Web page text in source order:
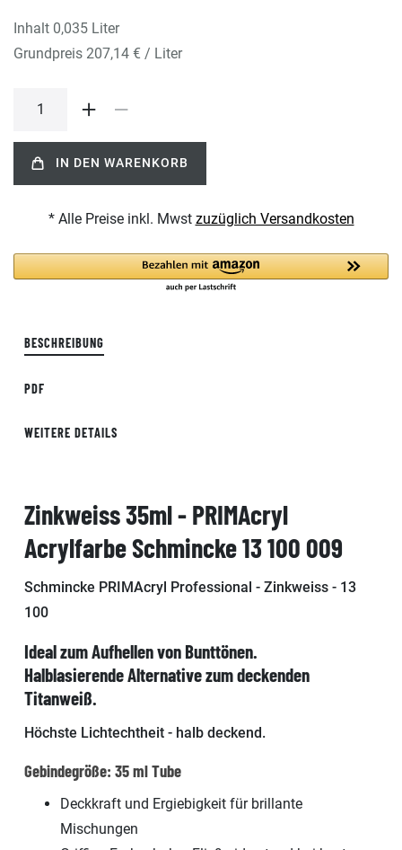
Inhalt 0,035 Liter
Grundpreis 207,14 € / Liter
IN DEN WARENKORB
* Alle Preise inkl. Mwst zuzüglich Versandkosten
BESCHREIBUNG
PDF
WEITERE DETAILS
Zinkweiss 35ml - PRIMAcryl
Acrylfarbe Schmincke 13 100 009
Schmincke PRIMAcryl Professional - Zinkweiss - 13
100
Ideal zum Aufhellen von Bunttönen.
Halblasierende Alternative zum deckenden
Titanweiß.
Höchste Lichtechtheit - halb deckend.
Gebindegröße: 35 ml Tube
Deckkraft und Ergiebigkeit für brillante
Mischungen